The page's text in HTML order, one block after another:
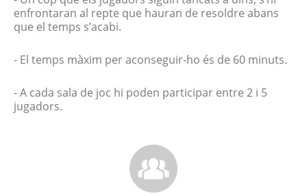
enfrontaran al repte que hauran de resoldre abans
que el temps s’acabi.
- El temps màxim per aconseguir-ho és de 60 minuts.
- A cada sala de joc hi poden participar entre 2 i 5
jugadors.